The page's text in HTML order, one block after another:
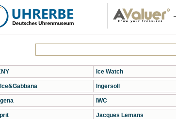
Ice Watch
Ingersoll
IWC
Jacques Lemans